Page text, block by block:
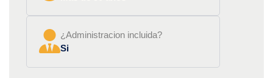
¿Administracion incluida?
Si